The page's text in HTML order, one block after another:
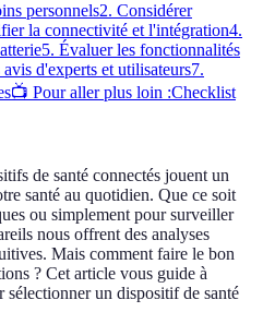
personnels2. Considérer
la connectivité et l'intégration4.
5. Évaluer les fonctionnalités
d'experts et utilisateurs7.
📺 Pour aller plus loin :Checklist
de santé connectés jouent un
santé au quotidien. Que ce soit
ou simplement pour surveiller
nous offrent des analyses
Mais comment faire le bon
? Cet article vous guide à
sélectionner un dispositif de santé